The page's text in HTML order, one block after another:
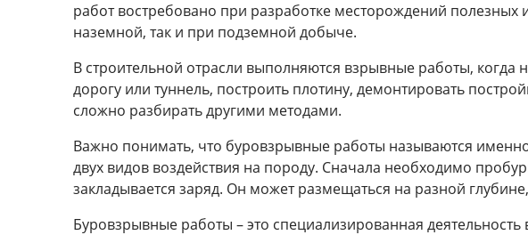
работ востребовано при разработке месторождений полезных
наземной, так и при подземной добыче.
В строительной отрасли выполняются взрывные работы,
дорогу или туннель, построить плотину, демонтировать
сложно разбирать другими методами.
Важно понимать, что буровзрывные работы называются
двух видов воздействия на породу. Сначала необходимо
закладывается заряд. Он может размещаться на разной
Буровзрывные работы – это специализированная